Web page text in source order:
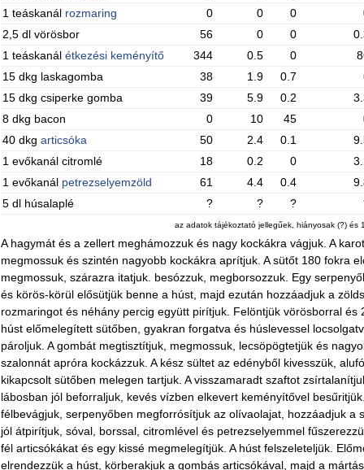
1 teáskanál rozmaring 0 0 0
2,5 dl vörösbor
56 0 0
1 teáskanál étkezési keményítő 344 0.5 0
15 dkg laskagomba
38 1.9 0.7
15 dkg csiperke gomba
39 5.9 0.2
8 dkg bacon
0 10 45
40 dkg articsóka 50 2.4 0.1
1 evőkanál citromlé
18 0.2 0
1 evőkanál petrezselyemzöld 61 4.4 0.4
5 dl húsalaplé
? ? ?
az adatok tájékoztató jellegűek, hiányosak (?) és
A hagymát és a zellert meghámozzuk és nagy kockákra vágjuk. A
megmossuk és szintén nagyobb kockákra aprítjuk. A sütőt 180 fokra
megmossuk, szárazra itatjuk. besózzuk, megborsozzuk. Egy
és körös-körül elősütjük benne a húst, majd ezután hozzáadjuk a
rozmaringot és néhány percig együtt pirítjuk. Felöntjük vörösborral és
húst előmelegített sütőben, gyakran forgatva és húslevessel
pároljuk. A gombát megtisztítjuk, megmossuk, lecsöpögtetjük és
szalonnát apróra kockázzuk. A kész sültet az edényből kivesszük,
kikapcsolt sütőben melegen tartjuk. A visszamaradt szaftot
lábosban jól beforraljuk, kevés vízben elkevert keményítővel
félbevágjuk, serpenyőben megforrósítjuk az olívaolajat, hozzáadjuk a
jól átpirítjuk, sóval, borssal, citromlével és petrezselyemmel
fél articsókákat és egy kissé megmelegítjük. A húst felszeleteljük.
elrendezzük a húst, körberakjuk a gombás articsókával, majd a